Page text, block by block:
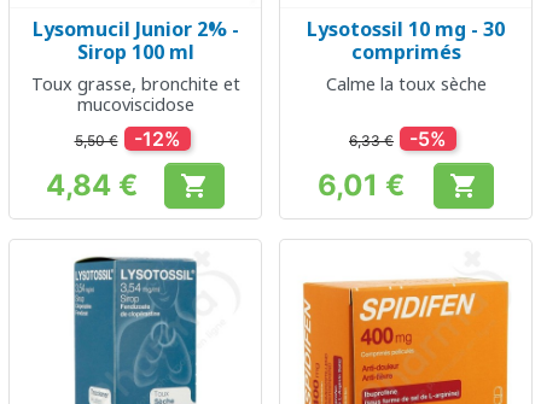
Lysomucil Junior 2% -
Sirop 100 ml
Toux grasse, bronchite et
mucoviscidose
5,50 € -12%
Prix
4,84 € 
Lysotossil 10 mg - 30
comprimés
Calme la toux sèche
6,33 € -5%
Prix
6,01 € 